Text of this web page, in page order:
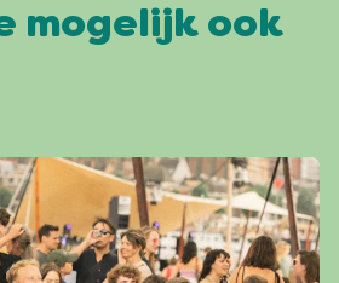
mogelijk ook